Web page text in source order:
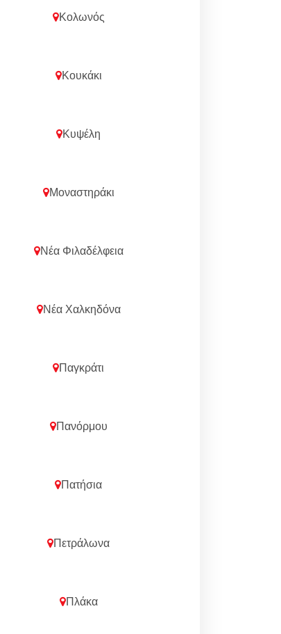
Κολωνός
Κουκάκι
Κυψέλη
Μοναστηράκι
Νέα Φιλαδέλφεια
Νέα Χαλκηδόνα
Παγκράτι
Πανόρμου
Πατήσια
Πετράλωνα
Πλάκα